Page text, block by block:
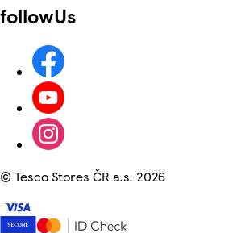
followUs
©Tesco Stores ČR a.s. 2026